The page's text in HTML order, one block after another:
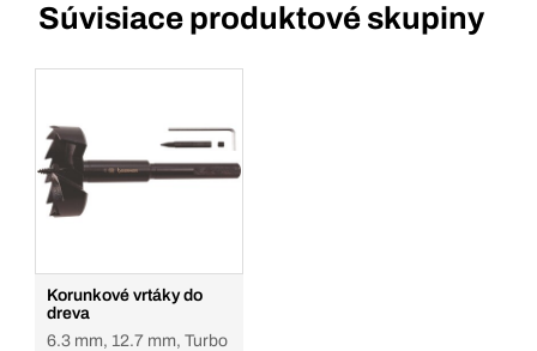
Súvisiace produktové skupiny
Korunkové vrtáky do
dreva
6.3 mm, 12.7 mm, Turbo